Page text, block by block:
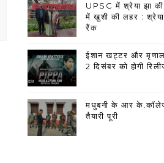
UPSC में श्रेया झा
में खुशी की लहर : श्रेया
रैंक
ईशान खट्टर और मृणाल
2 दिसंबर को होगी
मधुबनी के आर
तैयारी पूरी